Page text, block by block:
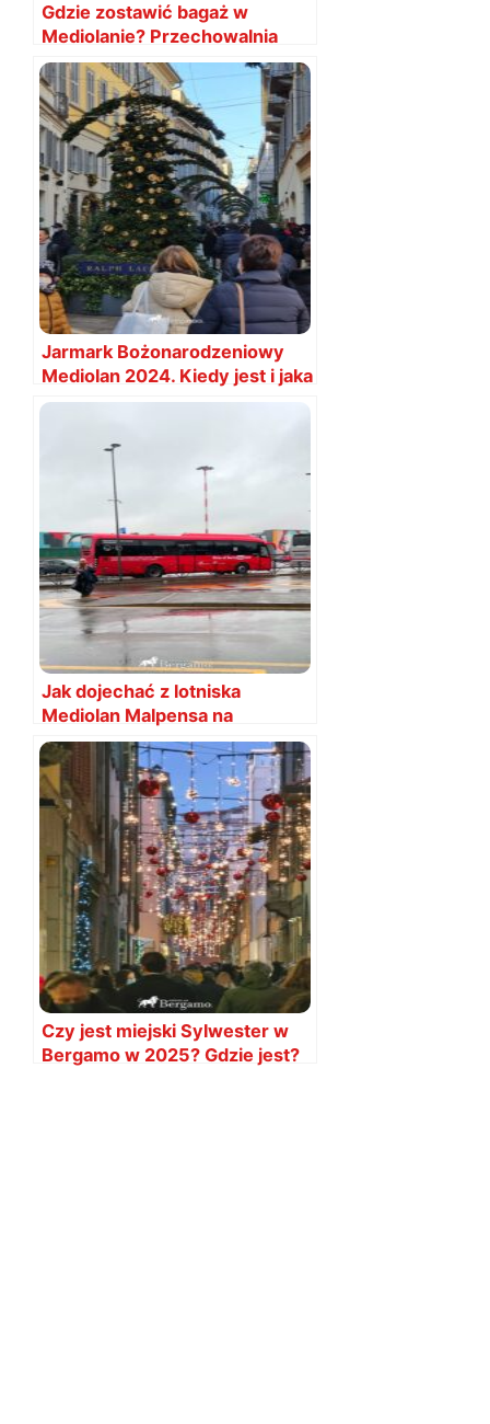
Gdzie zostawić bagaż w
Mediolanie? Przechowalnia
bagażu cena
Jarmark Bożonarodzeniowy
Mediolan 2024. Kiedy jest i jaka
data?
Jak dojechać z lotniska
Mediolan Malpensa na
Bergamo? Sposoby
Czy jest miejski Sylwester w
Bergamo w 2025? Gdzie jest?